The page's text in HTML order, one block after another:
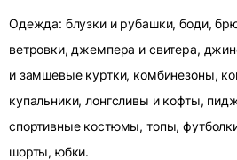
Одежда: блузки и рубашки, боди,
ветровки, джемпера и свитера,
и замшевые куртки, комбинезоны,
купальники, лонгсливы и кофты,
спортивные костюмы, топы,
шорты, юбки.